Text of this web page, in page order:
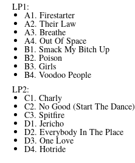
LP1:
A1. Firestarter
A2. Their Law
A3. Breathe
A4. Out Of Space
B1. Smack My Bitch Up
B2. Poison
B3. Girls
B4. Voodoo People
LP2:
C1. Charly
C2. No Good (Start The Dance)
C3. Spitfire
D1. Jericho
D2. Everybody In The Place
D3. One Love
D4. Hotride